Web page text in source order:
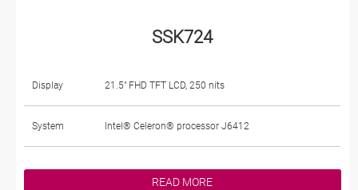
SSK724
Display 21.5" FHD TFT LCD, 250 nits
System Intel® Celeron® processor J6412
READ MORE